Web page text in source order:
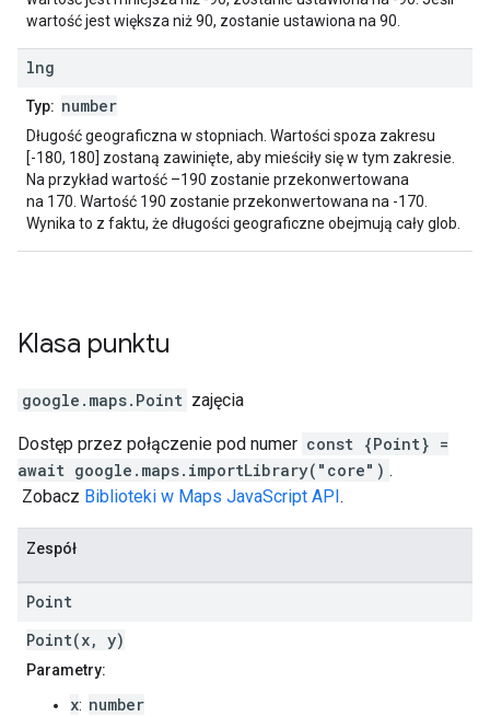
wartość jest większa niż 90, zostanie ustawiona na 90.
lng
Typ: number
Długość geograficzna w stopniach. Wartości spoza zakresu
[-180, 180] zostaną zawinięte, aby mieściły się w tym zakresie.
Na przykład wartość –190 zostanie przekonwertowana
na 170. Wartość 190 zostanie przekonwertowana na -170.
Wynika to z faktu, że długości geograficzne obejmują cały glob.
Klasa punktu
google.maps. Point zajęcia
Dostęp przez połączenie pod numer const {Point} =
await google.maps.importLibrary("core") .
Zobacz Biblioteki w Maps JavaScript API .
Zespół
Point
Point(x, y)
Parametry:
x: number